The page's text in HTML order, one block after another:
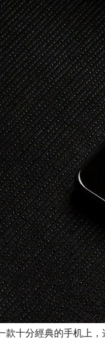
款十分經典的手机上